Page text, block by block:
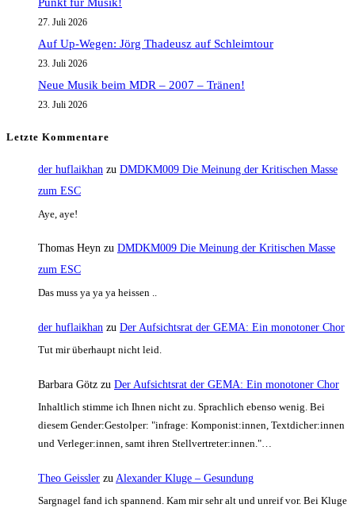
27. Juli 2026
Auf Up-Wegen: Jörg Thadeusz auf Schleimtour
23. Juli 2026
Neue Musik beim MDR – 2007 – Tränen!
23. Juli 2026
Letzte Kommentare
der huflaikhan zu DMDKM009 Die Meinung der Kritischen Masse
zum ESC
Aye, aye!
Thomas Heyn zu DMDKM009 Die Meinung der Kritischen Masse
zum ESC
Das muss ya ya ya heissen ..
der huflaikhan zu Der Aufsichtsrat der GEMA: Ein monotoner Chor
Tut mir überhaupt nicht leid.
Barbara Götz zu Der Aufsichtsrat der GEMA: Ein monotoner Chor
Inhaltlich stimme ich Ihnen nicht zu. Sprachlich ebenso wenig. Bei
diesem Gender:Gestolper: "infrage: Komponist:innen, Textdicher:innen
und Verleger:innen, samt ihren Stellvertreter:innen."…
Theo Geissler zu Alexander Kluge – Gesundung
Sargnagel fand ich spannend. Kam mir sehr alt und unreif vor. Bei Kluge